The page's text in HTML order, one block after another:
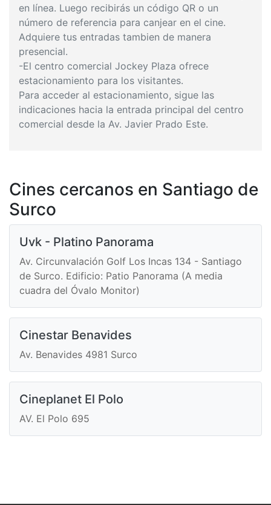
en línea. Luego recibirás un código QR o un
número de referencia para canjear en el cine.
Adquiere tus entradas tambien de manera
presencial.
-El centro comercial Jockey Plaza ofrece
estacionamiento para los visitantes.
Para acceder al estacionamiento, sigue las
indicaciones hacia la entrada principal del centro
comercial desde la Av. Javier Prado Este.
Cines cercanos en Santiago de
Surco
Uvk - Platino Panorama
Av. Circunvalación Golf Los Incas 134 - Santiago
de Surco. Edificio: Patio Panorama (A media
cuadra del Óvalo Monitor)
Cinestar Benavides
Av. Benavides 4981 Surco
Cineplanet El Polo
AV. El Polo 695